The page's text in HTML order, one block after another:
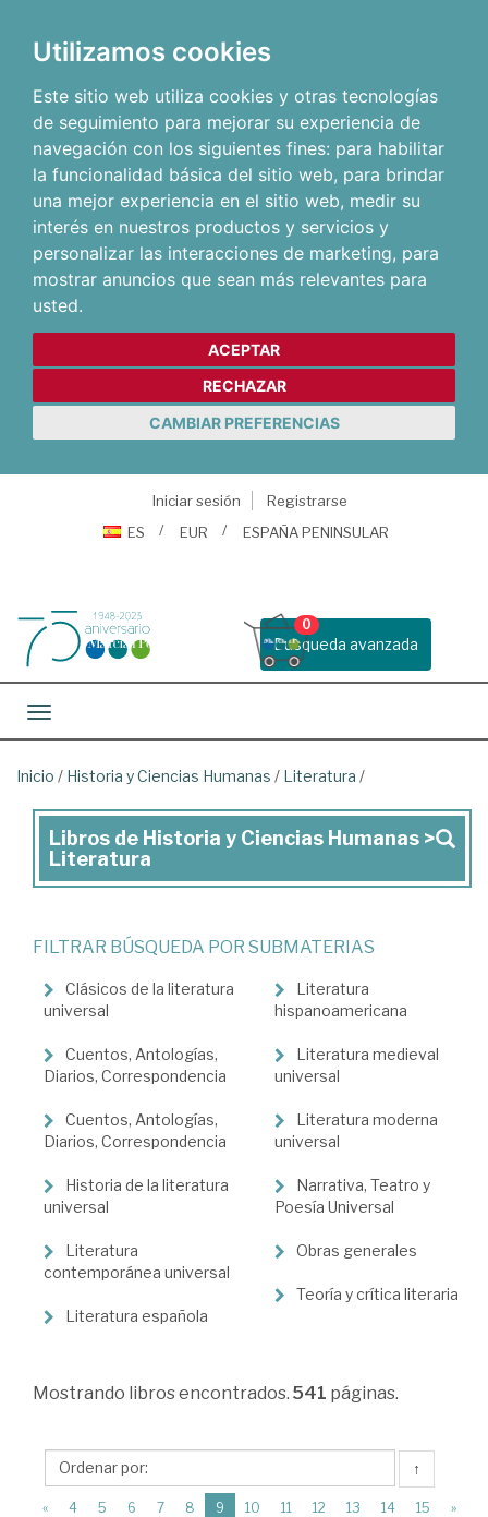
Utilizamos cookies
Este sitio web utiliza cookies y otras tecnologías
de seguimiento para mejorar su experiencia de
navegación con los siguientes fines: para habilitar
la funcionalidad básica del sitio web, para brindar
una mejor experiencia en el sitio web, medir su
interés en nuestros productos y servicios y
personalizar las interacciones de marketing, para
mostrar anuncios que sean más relevantes para
usted.
ACEPTAR
RECHAZAR
CAMBIAR PREFERENCIAS
Iniciar sesión
Registrarse
ES
EUR ESPAÑA PENINSULAR
Busqueda avanzada
0
Toggle navigation
Inicio / Historia y Ciencias Humanas / Literatura /
Libros
de
y
Ciencias
Humanas
>
Literatura
Libros de Historia y Ciencias Humanas >
Literatura
FILTRAR BÚSQUEDA POR SUBMATERIAS
Clásicos de la literatura
universal
Cuentos, Antologías,
Diarios, Correspondencia
Cuentos, Antologías,
Diarios, Correspondencia
Historia de la literatura
universal
Literatura
contemporánea universal
Literatura española
Literatura
hispanoamericana
Literatura medieval
universal
Literatura moderna
universal
Narrativa, Teatro y
Poesía Universal
Obras generales
Teoría y crítica literaria
Mostrando libros encontrados. 541 páginas.
↑
« 4 5 6 7 8 9 (current)
10 11 12 13 14 15 »